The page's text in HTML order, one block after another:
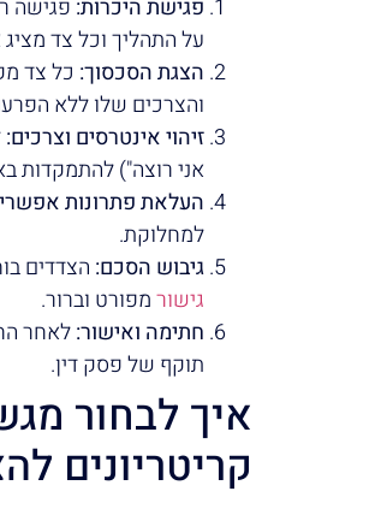
פגישת היכרות: פגישה
על התהליך וכל צד
הצגת הסכסוך: כל צד
והצרכים שלו ללא
זיהוי אינטרסים וצרכים:
אני רוצה") להתמקדות
העלאת פתרונות
למחלוקת.
גיבוש הסכם: הצדדים
גישורמפורט וברור.
חתימה ואישור:לאחר
תוקף של פסק דין.
קריטריונים